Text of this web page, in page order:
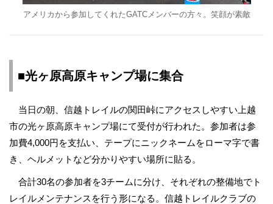
アメリカから参加してくれたGATCメンバーの方々。笑顔が素敵
■光ヶ原高原キャンプ場に集合
当日の朝、信越トレイルの関田峠にアクセスしやすい上越
市の光ヶ原高原キャンプ場にて受付が行われた。参加者は参
加費4,000円を支払い、テープにニックネームをローマ字で書
き、ヘルメットなど分かりやすい場所に貼る。
合計30名の参加者を3チームに分け、それぞれの整備地でト
レイルメンテナンスを行う形になる。信越トレイルクラブの